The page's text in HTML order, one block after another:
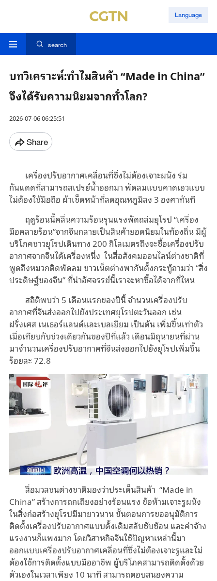
Language
search
บทวิเคราะห์:ทำไมสินค้า “Made in China”
จึงได้รับความนิยมจากทั่วโลก?
2026-07-06 06:25:51
Share
เครื่องปรับอากาศเคลื่อนที่ซึ่งไม่ต้องเจาะผนัง ร่ม
กันแดดที่สามารถสเปรย์น้ำออกมา พัดลมแบบคาดเอวแบบ
ไม่ต้องใช้มือถือ ผ้าเช็ดหน้าที่ลดอุณหภูมิลง 3 องศาทันที
ฤดูร้อนนี้คลื่นความร้อนรุนแรงพัดถล่มยุโรป “เครื่อง
มือคลายร้อน”จากจีนกลายเป็นสินค้ายอดนิยมในท้องถิ่น มีผู้
บริโภคชาวยุโรปเดินทาง 200 กิโลเมตรถึงจะซื้อเครื่องปรับ
อากาศจากจีนได้เครื่องหนึ่ง ในสื่อสังคมออนไลน์ต่างชาติที่
พูดถึงหมวกติดพัดลม ชาวเน็ตต่างพากันตั้งกระทู้ถามว่า “สิ่ง
ประดิษฐ์ของจีน” ที่น่าอัศจรรย์นี้เราจะหาซื้อได้จากที่ไหน
สถิติพบว่า 5 เดือนแรกของปีนี้ จำนวนเครื่องปรับ
อากาศที่จีนส่งออกไปยังประเทศยุโรปตะวันออก เช่น
ฝรั่งเศส เนเธอร์แลนด์และเบลเยียม เป็นต้น เพิ่มขึ้นเท่าตัว
เมื่อเทียบกับช่วงเดียวกันของปีที่แล้ว เดือนมิถุนายนที่ผ่าน
มาจำนวนเครื่องปรับอากาศที่จีนส่งออกไปยังยุโรปเพิ่มขึ้น
ร้อยละ 72.8
สื่อมวลชนต่างชาติมองว่าประเด็นสินค้า “Made in
China” สร้างการถกเถียงอย่างร้อนแรง ข้อห้ามเจาะรูผนัง
ในสิ่งก่อสร้างยุโรปมีมายาวนาน ขั้นตอนการขออนุมัติการ
ติดตั้งเครื่องปรับอากาศแบบดั้งเดิมสลับซับซ้อน และค่าจ้าง
แรงงานก็แพงมาก โดยวิสาหกิจจีนใช้ปัญหาเหล่านี้มา
ออกแบบเครื่องปรับอากาศเคลื่อนที่ซึ่งไม่ต้องเจาะรูและไม่
ต้องใช้การติดตั้งแบบมืออาชีพ ผู้บริโภคสามารถติดตั้งด้วย
ตัวเองในเวลาเพียง 10 นาที สามารถตอบสนองความ